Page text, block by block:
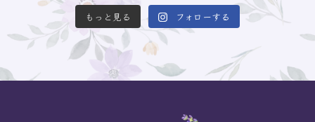
もっと見る フォローする